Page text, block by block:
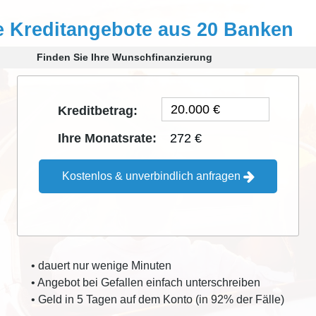
Kreditangebote aus 20 Banken
Finden Sie Ihre Wunschfinanzierung
Kreditbetrag:
Ihre Monatsrate:
272 €
Kostenlos & unverbindlich anfragen
• dauert nur wenige Minuten
• Angebot bei Gefallen einfach unterschreiben
• Geld in 5 Tagen auf dem Konto (in 92% der Fälle)